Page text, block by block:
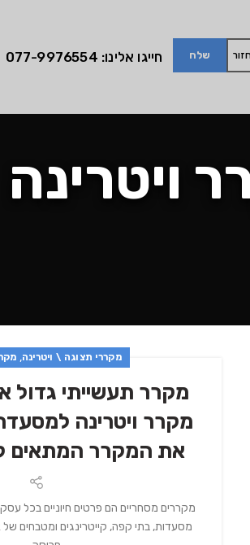
חייגו אלינו: 077-9976554
ויטרינה
מקררי תצוגה \ ויטרינה,
מקרר תעשייתי גדול
מקרר ויטרינה
את המקרר המתאים
מקררים מסחריים הם פרטים חיוניים בכל
מסעדות, בתי קפה, קייטרינגים ומטבחים של